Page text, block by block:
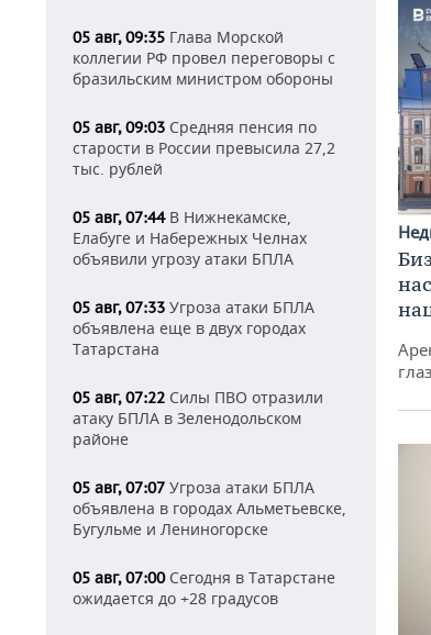
05 авг, 09:35 Глава Морской
коллегии РФ провел переговоры с
бразильским министром обороны
05 авг, 09:03 Средняя пенсия по
старости в России превысила 27,2
тыс. рублей
05 авг, 07:44В Нижнекамске,
Елабуге и Набережных Челнах
объявили угрозу атаки БПЛА
05 авг, 07:33 Угроза атаки БПЛА
объявлена еще в двух городах
Татарстана
05 авг, 07:22 Силы ПВО отразили
атаку БПЛА в Зеленодольском
районе
05 авг, 07:07 Угроза атаки БПЛА
объявлена в городах Альметьевске,
Бугульме и Лениногорске
05 авг, 07:00Сегодня в Татарстане
ожидается до +28 градусов